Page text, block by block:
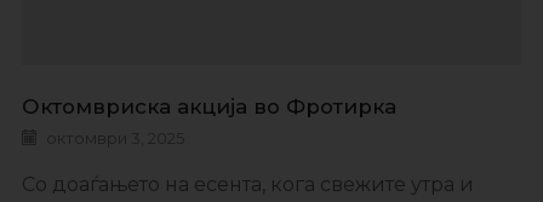
Октомвриска акција во Фротирка
октомври 3, 2025
Со доаѓањето на есента, кога свежите утра и